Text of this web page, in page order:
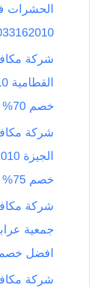
ع
ن
الحشرات
01033162010
شركة
خصم 70%
شركة
خصم 75%
شركة
افضل خصم 75
شركة